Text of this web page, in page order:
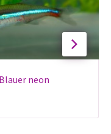
blauer neon